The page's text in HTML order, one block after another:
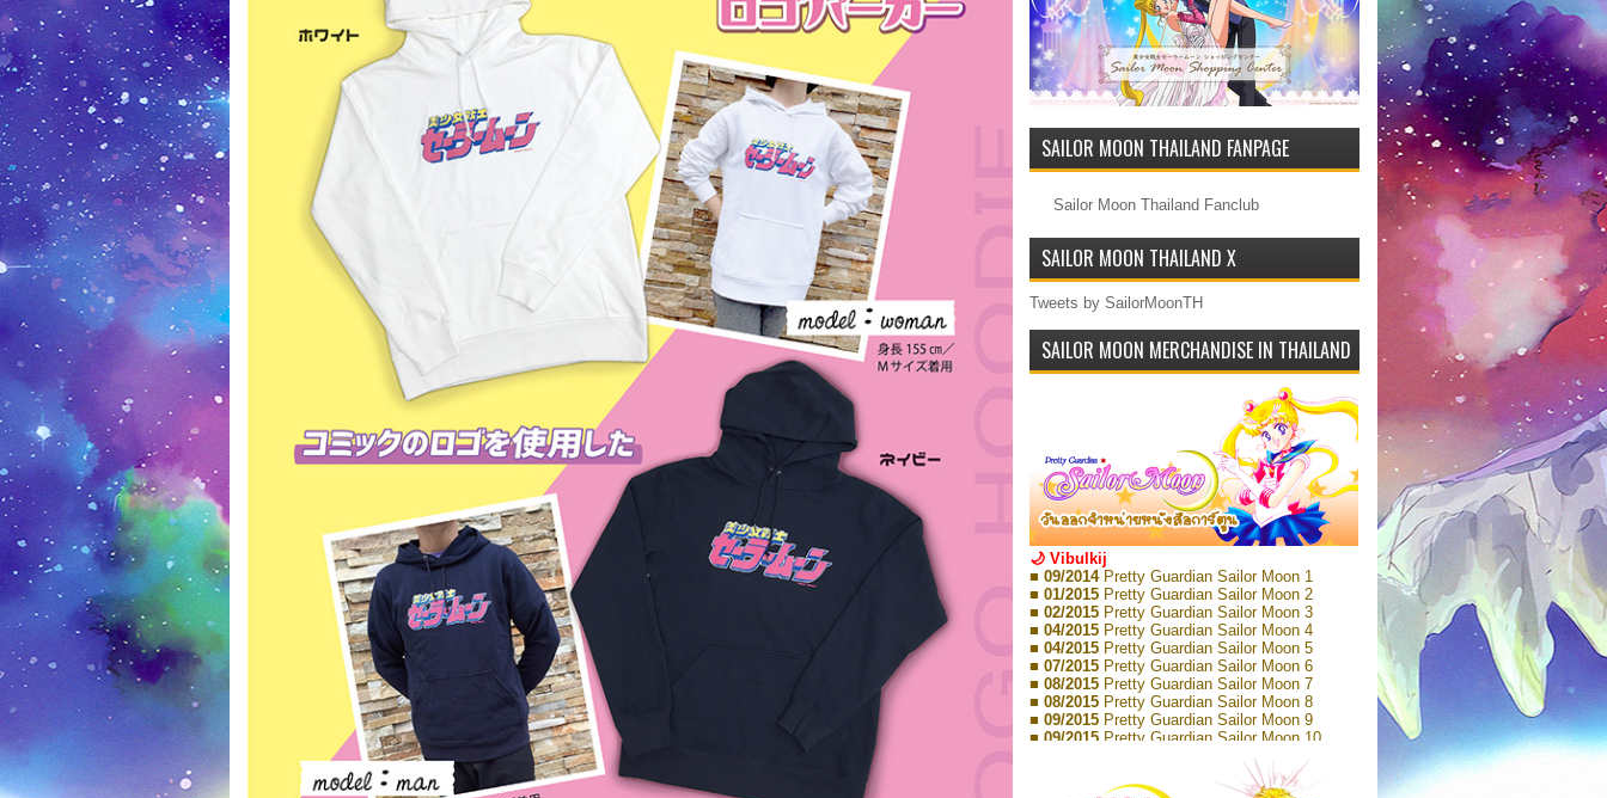
SAILOR MOON THAILAND FANPAGE
SAILOR MOON THAILAND X
Tweets by SailorMoonTH
SAILOR MOON MERCHANDISE IN THAILAND
🌙 Vibulkij
■ 09/2014Pretty Guardian Sailor Moon 1
■ 01/2015Pretty Guardian Sailor Moon 2
■ 02/2015 Pretty Guardian Sailor Moon 3
■ 04/2015 Pretty Guardian Sailor Moon 4
■ 04/2015 Pretty Guardian Sailor Moon 5
■ 07/2015 Pretty Guardian Sailor Moon 6
■ 08/2015 Pretty Guardian Sailor Moon 7
■ 08/2015 Pretty Guardian Sailor Moon 8
■ 09/2015 Pretty Guardian Sailor Moon 9
■ 09/2015 Pretty Guardian Sailor Moon 10
■ 10/2015 Pretty Guardian Sailor Moon 11
Pretty Guardian Sailor Moon 12
Pretty Guardian Sailor Moon Short